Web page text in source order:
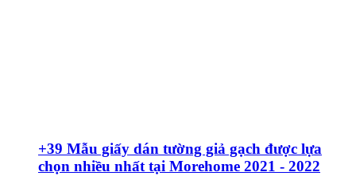
+39 Mẫu giấy dán tường giả gạch được lựa
chọn nhiều nhất tại Morehome 2021 - 2022